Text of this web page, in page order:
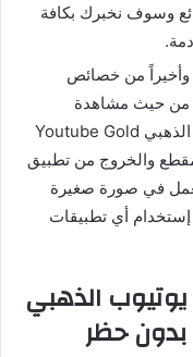
وسوف نخبرك بكافة
وأخيراً من خصائص
من حيث مشاهدة
الفيديوهات خلال فتح برنامج يوتيوب الذهبي Youtube Gold
في صورة صغيرة
أي تطبيقات
الذهبي